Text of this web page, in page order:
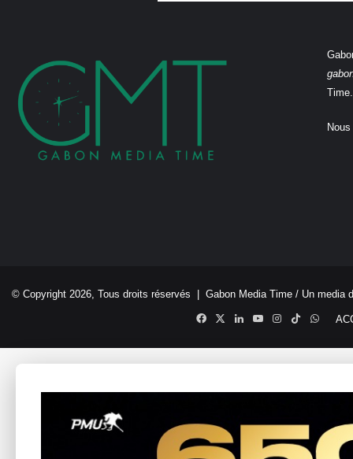
Time.
© Copyright 2026, Tous droits réservés | Gabon Media Time / Un media
Facebook
X LinkedinYouTubeInstagram
TikTok